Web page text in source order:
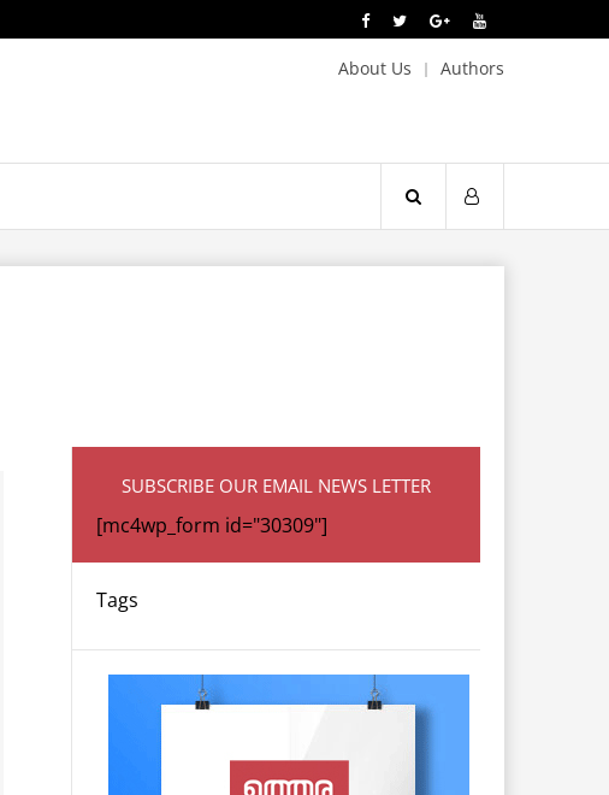
About Us Authors
SUBSCRIBE OUR EMAIL NEWS LETTER
[mc4wp_form id="30309"]
Tags